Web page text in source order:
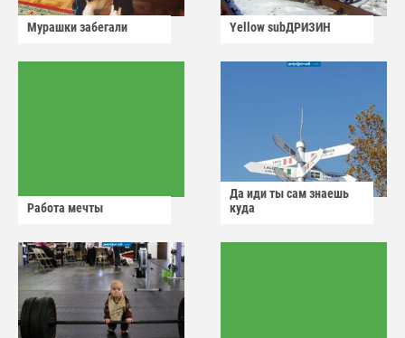
Мурашки забегали Yellow subДРИЗИН
Работа мечты
Да иди ты сам знаешь
куда